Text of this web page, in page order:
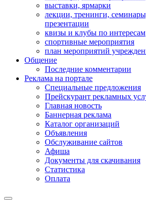
выставки, ярмарки
лекции, тренинги,
презентации
квизы и клубы по интересам
спортивные мероприятия
план мероприятий
Общение
Последние комментарии
Реклама на портале
Специальные предложения
Прейскурант рекламных
Главная новость
Баннерная реклама
Каталог организаций
Объявления
Обслуживание сайтов
Афиша
Документы для скачивания
Статистика
Оплата